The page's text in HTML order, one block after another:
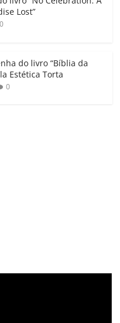
Lost”
0
do livro “Bíblia da
Estética Torta
0